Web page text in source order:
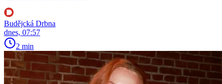
Budějcká Drbna
dnes, 07:57
2 min